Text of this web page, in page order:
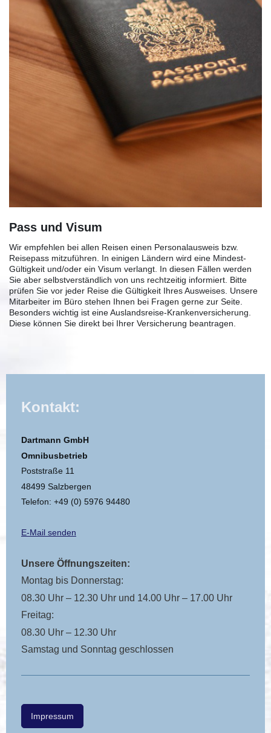
Pass und Visum
Wir empfehlen bei allen Reisen einen Personalausweis bzw.
Reisepass mitzuführen. In einigen Ländern wird eine Mindest-
Gültigkeit und/oder ein Visum verlangt. In diesen Fällen werden
Sie aber selbstverständlich von uns rechtzeitig informiert. Bitte
prüfen Sie vor jeder Reise die Gültigkeit Ihres Ausweises. Unsere
Mitarbeiter im Büro stehen Ihnen bei Fragen gerne zur Seite.
Besonders wichtig ist eine Auslandsreise-Krankenversicherung.
Diese können Sie direkt bei Ihrer Versicherung beantragen.
Kontakt:
Dartmann GmbH
Omnibusbetrieb
Poststraße 11
48499 Salzbergen
Telefon: +49 (0) 5976 94480
E-Mail senden
Unsere Öffnungszeiten:
Montag bis Donnerstag:
08.30 Uhr – 12.30 Uhr und 14.00 Uhr – 17.00 Uhr
Freitag:
08.30 Uhr – 12.30 Uhr
Samstag und Sonntag geschlossen
Impressum